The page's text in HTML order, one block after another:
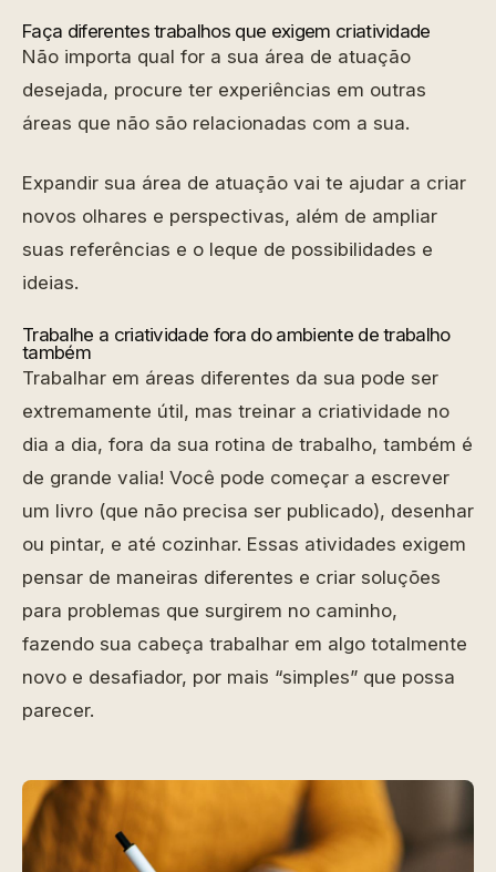
Faça diferentes trabalhos que exigem criatividade
Não importa qual for a sua área de atuação
desejada, procure ter experiências em outras
áreas que não são relacionadas com a sua.
Expandir sua área de atuação vai te ajudar a criar
novos olhares e perspectivas, além de ampliar
suas referências e o leque de possibilidades e
ideias.
Trabalhe a criatividade fora do ambiente de trabalho
também
Trabalhar em áreas diferentes da sua pode ser
extremamente útil, mas treinar a criatividade no
dia a dia, fora da sua rotina de trabalho, também é
de grande valia! Você pode começar a escrever
um livro (que não precisa ser publicado), desenhar
ou pintar, e até cozinhar. Essas atividades exigem
pensar de maneiras diferentes e criar soluções
para problemas que surgirem no caminho,
fazendo sua cabeça trabalhar em algo totalmente
novo e desafiador, por mais “simples” que possa
parecer.